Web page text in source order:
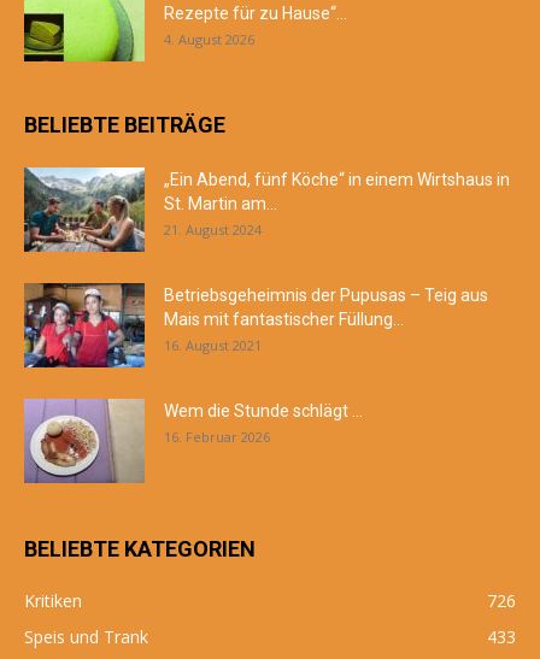
Rezepte für zu Hause“...
4. August 2026
BELIEBTE BEITRÄGE
„Ein Abend, fünf Köche“ in einem Wirtshaus in
St. Martin am...
21. August 2024
Betriebsgeheimnis der Pupusas – Teig aus
Mais mit fantastischer Füllung...
16. August 2021
Wem die Stunde schlägt …
16. Februar 2026
BELIEBTE KATEGORIEN
Kritiken
726
Speis und Trank
433